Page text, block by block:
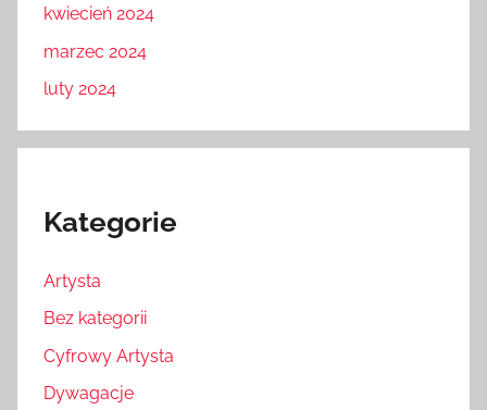
kwiecień 2024
marzec 2024
luty 2024
Kategorie
Artysta
Bez kategorii
Cyfrowy Artysta
Dywagacje